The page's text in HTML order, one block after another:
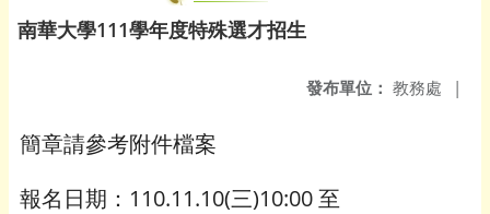
南華大學111學年度特殊選才招生
發布單位： 教務處 |
簡章請參考附件檔案
報名日期：110.11.10(三)10:00 至